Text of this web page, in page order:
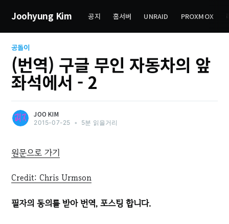
Joohyung Kim 공지 홈서버 UNRAID PROXMOX
공돌이
(번역) 구글 무인 자동차의 앞
좌석에서 - 2
JOO KIM
2015-07-25 • 5분 읽을거리
원문으로 가기
Credit: Chris Urmson
필자의 동의를 받아 번역, 포스팅 합니다.